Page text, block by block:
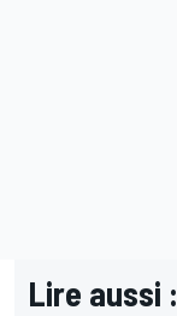
Lire aussi :